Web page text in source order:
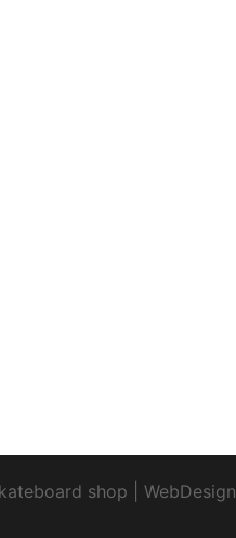
shop
WebDesign